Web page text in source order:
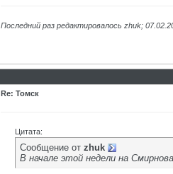
Последний раз редактировалось zhuk;
Re: Томск
Цитата:
Сообщение от zhuk
В начале этой недели на